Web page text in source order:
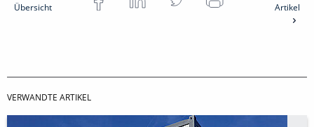
Übersicht
Artikel
VERWANDTE ARTIKEL